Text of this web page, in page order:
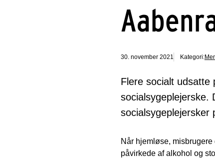
30. november 2021 Kategori:
Flere socialt
socialsygeplejersker
Når hjemløse,
påvirkede af alkohol og